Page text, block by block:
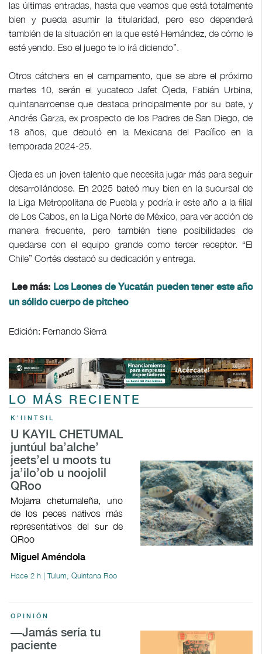
las últimas entradas, hasta que veamos que está totalmente
bien y pueda asumir la titularidad, pero eso dependerá
también de la situación en la que esté Hernández, de cómo le
esté yendo. Eso el juego te lo irá diciendo”.
Otros cátchers en el campamento, que se abre el próximo
martes 10, serán el yucateco Jafet Ojeda, Fabián Urbina,
quintanarroense que destaca principalmente por su bate, y
Andrés Garza, ex prospecto de los Padres de San Diego, de
18 años, que debutó en la Mexicana del Pacífico en la
temporada 2024-25.
Ojeda es un joven talento que necesita jugar más para seguir
desarrollándose. En 2025 bateó muy bien en la sucursal de
la Liga Metropolitana de Puebla y podría ir este año a la filial
de Los Cabos, en la Liga Norte de México, para ver acción de
manera frecuente, pero también tiene posibilidades de
quedarse con el equipo grande como tercer receptor. “El
Chile” Cortés destacó su dedicación y entrega.
Lee más: Los Leones de Yucatán pueden tener este año
un sólido cuerpo de pitcheo
Edición: Fernando Sierra
LO MÁS RECIENTE
K'IINTSIL
U KAYIL CHETUMAL
juntúul ba’alche’
jeets’el u moots tu
ja’ilo’ob u noojolil
QRoo
Mojarra chetumaleña, uno
de los peces nativos más
representativos del sur de
QRoo
Miguel Améndola
Hace 2 h | Tulum, Quintana Roo
OPINIÓN
—Jamás sería tu
paciente